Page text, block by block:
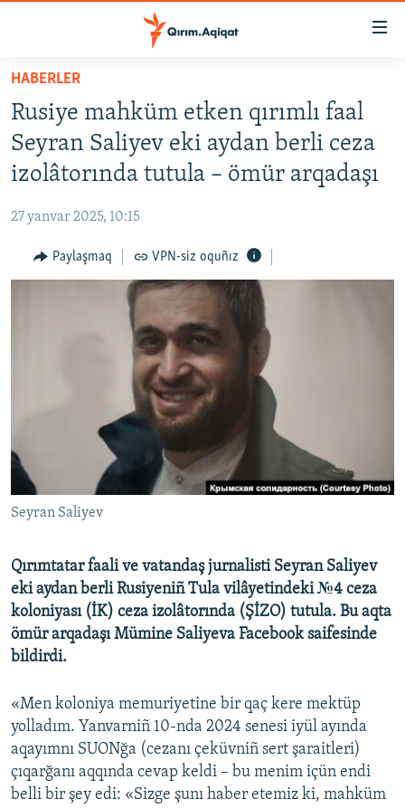
Esas
qaytmaq
Baş
navigatsiyağa
qaytmaq
Qıdıruvğa
qaytmaq
SİYASET
İQTİSADİYAT
MEDENİYET
İNSAN AQLARI
Українською
QOŞULIÑIZ!
RFE/RS bütün saytları
HABERLER
Rusiye mahküm etken qırımlı faal
Seyran Saliyev eki aydan berli ceza
izolâtorında tutula – ömür arqadaşı
27 yanvar 2025, 10:15
Paylaşmaq VPN-siz oquñız
Seyran Saliyev
Qırımtatar faali ve vatandaş jurnalisti Seyran Saliyev
eki aydan berli Rusiyeniñ Tula vilâyetindeki №4 ceza
koloniyası (İK) ceza izolâtorında (ŞİZO) tutula. Bu aqta
ömür arqadaşı Mümine Saliyeva Facebook saifesinde
bildirdi.
«Men koloniya memuriyetine bir qaç kere mektüp
yolladım. Yanvarniñ 10-nda 2024 senesi iyül ayında
aqayımnı SUONğa (cezanı çeküvniñ sert şaraitleri)
çıqarğanı aqqında cevap keldi – bu menim içün endi
belli bir şey edi: «Sizge şunı haber etemiz ki, mahküm